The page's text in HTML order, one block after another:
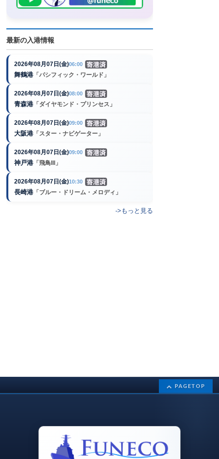
最新の入港情報
2026年08月07日(金)06:00
舞鶴港 「パシフィック・ワールド」
2026年08月07日(金)08:00
青森港 「ダイヤモンド・プリンセス」
2026年08月07日(金)09:00
大阪港 「スター・ナビゲーター」
2026年08月07日(金)09:00
神戸港 「飛鳥III」
2026年08月07日(金)10:30
長崎港 「ブルー・ドリーム・メロディ」
->もっと見る
PAGETOP